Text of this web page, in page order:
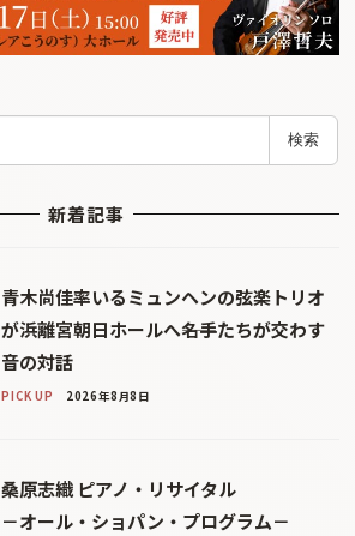
検索
新着記事
青木尚佳率いるミュンヘンの弦楽トリオ
が浜離宮朝日ホールへ――名手たちが交わす
音の対話
PICK UP 2026年8月8日
桑原志織 ピアノ・リサイタル
－オール・ショパン・プログラム－